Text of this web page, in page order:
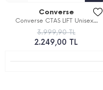
Converse
Converse CTAS LIFT Unisex...
3.999,90 TL
2.249,00 TL